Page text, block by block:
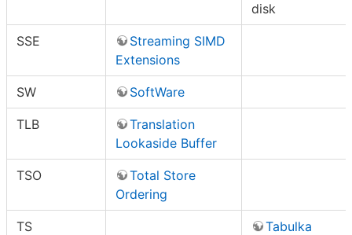
disk
SSE
Streaming SIMD
Extensions
SW SoftWare
TLB
Translation
Lookaside Buffer
TSO
Total Store
Ordering
TS
Tabulka